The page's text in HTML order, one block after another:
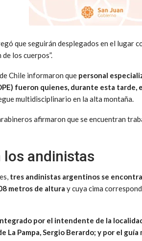
que seguirán desplegados en el lugar
los cuerpos”.
Chile informaron que personal
fueron quienes, durante esta
multidisciplinario en la alta montaña.
afirmaron que se encuentran
los andinistas
tres andinistas argentinos se
metros de altura y cuya cima
por el intendente de la
La Pampa, Sergio Berardo; y por el